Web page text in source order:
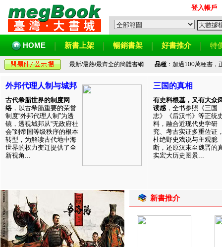
登入帳戶
HOME 新書上架 暢銷書架 好書推介 特
最新/最熱/最齊全的簡體書網 品種：超過100萬種書，
外邦代理人制与城邦
古代希腊世界的制度网
络 ，以古希腊重要的荣誉
制度“外邦代理人制”为透
镜，透视城邦从“无政府社
会”到帝国等级秩序的根本
转型，为解读古代地中海
世界的权力变迁提供了全
新视角...
三国的真相
有史料根基，又有大众
读感 ，全书参照《三国
志》《后汉书》等正统
料，融合近现代史学研
究、考古实证多重佐证
杜绝野史戏说与主观臆
断，还原汉末至魏晋的
实宏大历史图景...
新書推介